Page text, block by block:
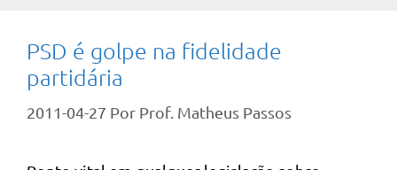
PSD é golpe na fidelidade
partidária
2011-04-27 Por Prof. Matheus Passos